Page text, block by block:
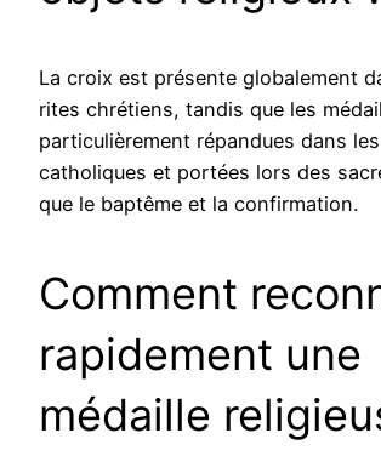
La croix est présente globalement
rites chrétiens, tandis que les
particulièrement répandues dans
catholiques et portées lors des
que le baptême et la confirmation.
Comment
rapidement une
médaille